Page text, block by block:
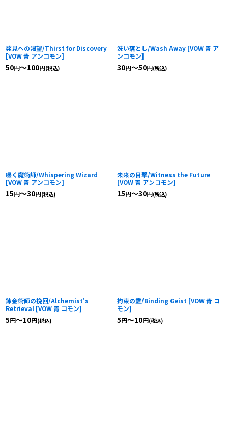
発見への渇望/Thirst for Discovery
[VOW 青 アンコモン]
50円～100円(税込)
洗い落とし/Wash Away [VOW 青 ア
ンコモン]
30円～50円(税込)
囁く魔術師/Whispering Wizard
[VOW 青 アンコモン]
15円～30円(税込)
未来の目撃/Witness the Future
[VOW 青 アンコモン]
15円～30円(税込)
錬金術師の挽回/Alchemist's
Retrieval [VOW 青 コモン]
5円～10円(税込)
拘束の霊/Binding Geist [VOW 青 コ
モン]
5円～10円(税込)